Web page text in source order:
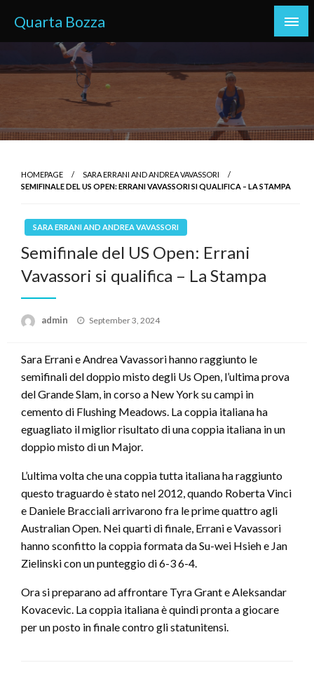
content
Quarta Bozza
HOMEPAGE
SARA ERRANI AND ANDREA VAVASSORI
SEMIFINALE DEL US OPEN: ERRANI VAVASSORI SI QUALIFICA – LA STAMPA
SARA ERRANI AND ANDREA VAVASSORI
Semifinale del US Open: Errani
Vavassori si qualifica – La Stampa
admin
Posted
September 3, 2024
Sara Errani e Andrea Vavassori hanno raggiunto le
semifinali del doppio misto degli Us Open, l’ultima prova
del Grande Slam, in corso a New York su campi in
cemento di Flushing Meadows. La coppia italiana ha
eguagliato il miglior risultato di una coppia italiana in un
doppio misto di un Major.
L’ultima volta che una coppia tutta italiana ha raggiunto
questo traguardo è stato nel 2012, quando Roberta Vinci
e Daniele Bracciali arrivarono fra le prime quattro agli
Australian Open. Nei quarti di finale, Errani e Vavassori
hanno sconfitto la coppia formata da Su-wei Hsieh e Jan
Zielinski con un punteggio di 6-3 6-4.
Ora si preparano ad affrontare Tyra Grant e Aleksandar
Kovacevic. La coppia italiana è quindi pronta a giocare
per un posto in finale contro gli statunitensi.